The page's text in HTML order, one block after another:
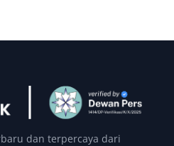
dan terpercaya dari